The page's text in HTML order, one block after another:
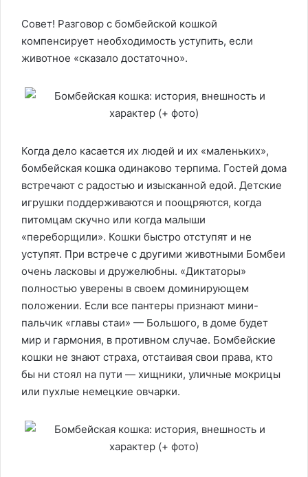
Совет! Разговор с бомбейской кошкой
компенсирует необходимость уступить, если
животное «сказало достаточно».
Когда дело касается их людей и их «маленьких»,
бомбейская кошка одинаково терпима. Гостей дома
встречают с радостью и изысканной едой. Детские
игрушки поддерживаются и поощряются, когда
питомцам скучно или когда малыши
«переборщили». Кошки быстро отступят и не
уступят. При встрече с другими животными Бомбеи
очень ласковы и дружелюбны. «Диктаторы»
полностью уверены в своем доминирующем
положении. Если все пантеры признают мини-
пальчик «главы стаи» — Большого, в доме будет
мир и гармония, в противном случае. Бомбейские
кошки не знают страха, отстаивая свои права, кто
бы ни стоял на пути — хищники, уличные мокрицы
или пухлые немецкие овчарки.